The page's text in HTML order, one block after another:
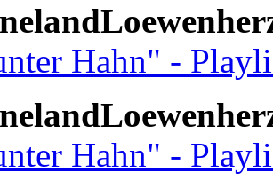
Hahn" -
Hahn" -